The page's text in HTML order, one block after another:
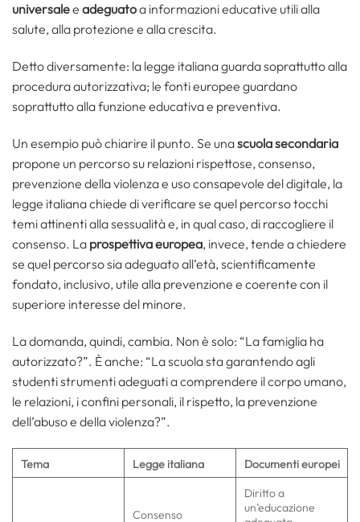
universalee adeguatoa informazioni educative utili alla
salute, alla protezione e alla crescita.
Detto diversamente: la legge italiana guarda soprattutto alla
procedura autorizzativa; le fonti europee guardano
soprattutto alla funzione educativa e preventiva.
Un esempio può chiarire il punto. Se unascuola secondaria
propone un percorso su relazioni rispettose, consenso,
prevenzione della violenza e uso consapevole del digitale, la
legge italiana chiede di verificare se quel percorso tocchi
temi attinenti alla sessualità e, in qual caso, di raccogliere il
consenso. La prospettiva europea, invece, tende a chiedere
se quel percorso sia adeguato all’età, scientificamente
fondato, inclusivo, utile alla prevenzione e coerente con il
superiore interesse del minore.
La domanda, quindi, cambia. Non è solo: “La famiglia ha
autorizzato?”. È anche: “La scuola sta garantendo agli
studenti strumenti adeguati a comprendere il corpo umano,
le relazioni, i confini personali, il rispetto, la prevenzione
dell’abuso e della violenza?”.
Tema Legge italiana Documenti europei
Consenso
Diritto a
un’educazione